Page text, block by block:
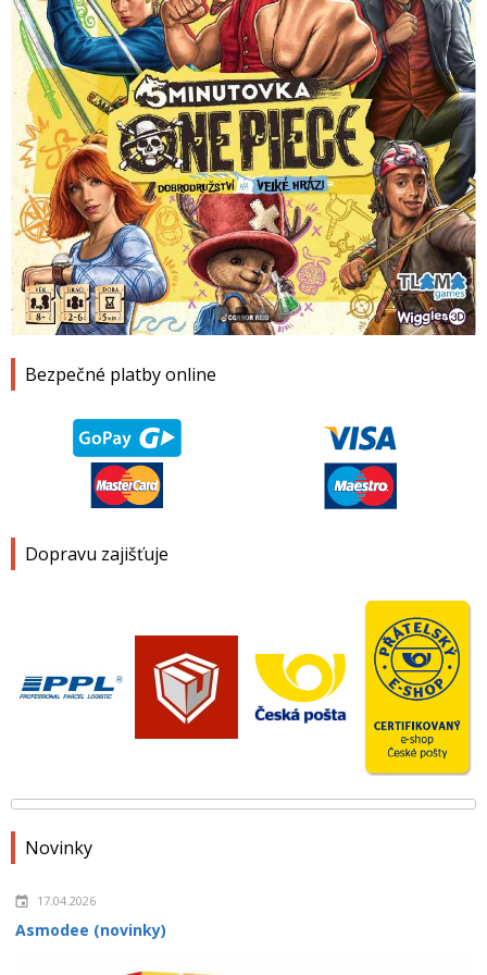
Bezpečné platby online
Dopravu zajišťuje
Novinky
17.04.2026
Asmodee (novinky)